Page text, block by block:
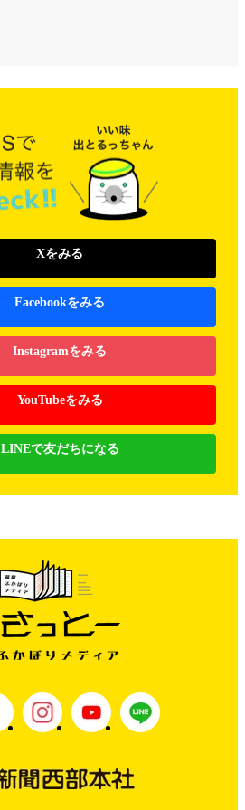
Xをみる
Facebookをみる
Instagramをみる
YouTubeをみる
LINEで友だちになる